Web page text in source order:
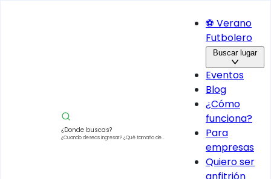
¿Donde buscas?
¿Cuando deseas ingresar?¿Qué tamaño de
⚽ Verano
Futbolero
Buscar lugar
Eventos
Blog
¿Cómo
funciona?
Para
empresas
Quiero ser